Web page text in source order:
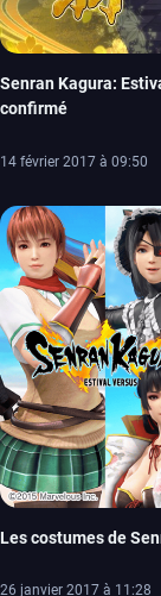
Senran Kagura:
confirmé
14 février 2017 à 09:50
Les costumes de
26 janvier 2017 à 11:28